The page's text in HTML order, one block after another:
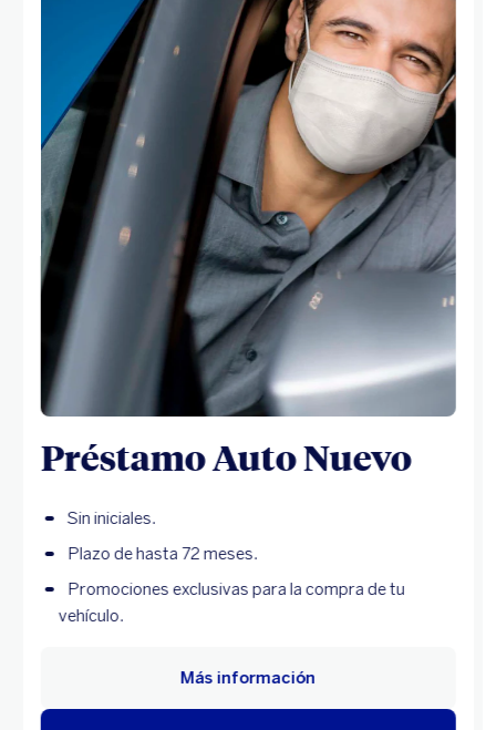
Préstamo Auto Nuevo
Sin iniciales.
Plazo de hasta 72 meses.
Promociones exclusivas para la compra de tu
vehículo.
Más información